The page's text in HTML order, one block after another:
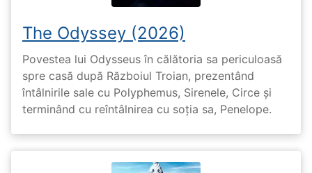
The Odyssey (2026)
Povestea lui Odysseus în călătoria sa periculoasă
spre casă după Războiul Troian, prezentând
întâlnirile sale cu Polyphemus, Sirenele, Circe și
terminând cu reîntâlnirea cu soția sa, Penelope.